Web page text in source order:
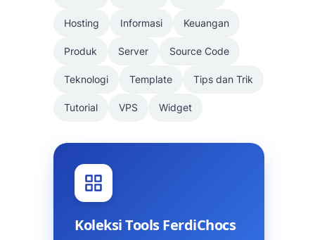
Hosting Informasi Keuangan
Produk Server Source Code
Teknologi Template Tips dan Trik
Tutorial VPS Widget
Koleksi Tools FerdiChocs